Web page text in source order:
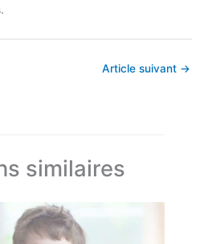
Article suivant →
similaires